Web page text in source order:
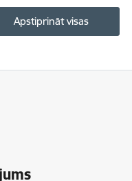
Apstiprināt visas